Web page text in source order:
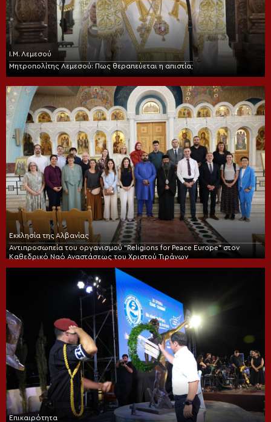
Ι.Μ. Λεμεσού
Μητροπολίτης Λεμεσού: Πως θεραπεύεται η απιστία;
Εκκλησία της Αλβανίας
Αντιπροσωπεία του οργανισμού “Religions for Peace Europe” στον
Καθεδρικό Ναό Αναστάσεως του Χριστού Τιράνων
Επικαιρότητα